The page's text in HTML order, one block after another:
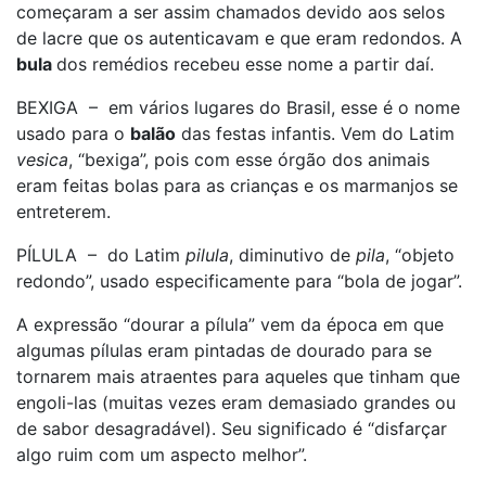
começaram a ser assim chamados devido aos selos
de lacre que os autenticavam e que eram redondos. A
bula dos remédios recebeu esse nome a partir daí.
BEXIGA – em vários lugares do Brasil, esse é o nome
usado para o balão das festas infantis. Vem do Latim
vesica, “bexiga”, pois com esse órgão dos animais
eram feitas bolas para as crianças e os marmanjos se
entreterem.
PÍLULA – do Latim pilula, diminutivo de pila, “objeto
redondo”, usado especificamente para “bola de jogar”.
A expressão “dourar a pílula” vem da época em que
algumas pílulas eram pintadas de dourado para se
tornarem mais atraentes para aqueles que tinham que
engoli-las (muitas vezes eram demasiado grandes ou
de sabor desagradável). Seu significado é “disfarçar
algo ruim com um aspecto melhor”.